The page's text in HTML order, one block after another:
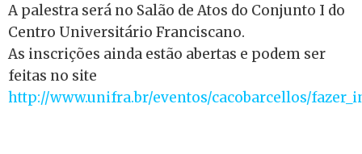
A palestra será no Salão de Atos do Conjunto I do
Centro Universitário Franciscano.
As inscrições ainda estão abertas e podem ser
feitas no site
http://www.unifra.br/eventos/cacobarcellos/